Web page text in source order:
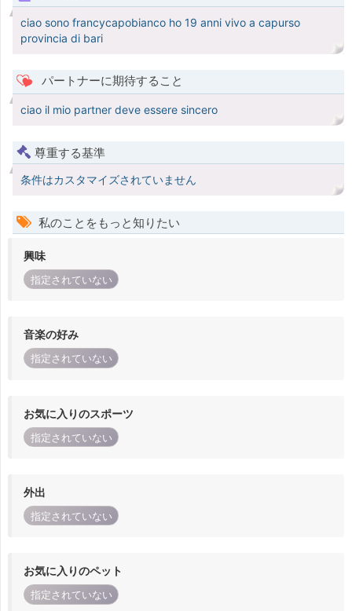
ciao sono francycapobianco ho 19 anni vivo a capurso
provincia di bari
パートナーに期待すること
ciao il mio partner deve essere sincero
尊重する基準
条件はカスタマイズされていません
私のことをもっと知りたい
興味
指定されていない
音楽の好み
指定されていない
お気に入りのスポーツ
指定されていない
外出
指定されていない
お気に入りのペット
指定されていない